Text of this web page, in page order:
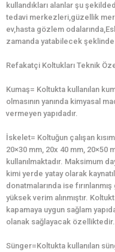
kullandıkları alanlar şu
tedavi merkezleri,güzellik
ev,hasta gözlem
zamanda yatabilecek şeklinde
Refakatçi Koltukları Teknik
Kumaş= Koltukta kullanılan
olmasının yanında kimyasal
vermeyen yapıdadır.
İskelet= Koltuğun çalışan
20×30 mm, 20x 40 mm, 20×50
kullanılmaktadır. Maksimum
kimi yerde yatay olarak
donatmalarında ise
yüksek verim alınmıştır.
kapamaya uygun sağlam
olanak sağlayacak özelliktedir.
Sünger=Koltukta kullanılan